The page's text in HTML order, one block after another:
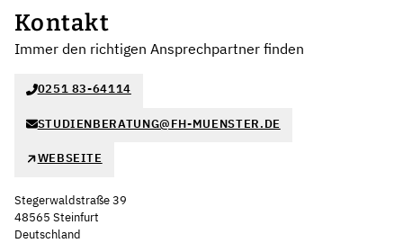
Kontakt
Immer den richtigen Ansprechpartner finden
0251 83-64114
STUDIENBERATUNG@FH-MUENSTER.DE
WEBSEITE
Stegerwaldstraße 39
48565 Steinfurt
Deutschland